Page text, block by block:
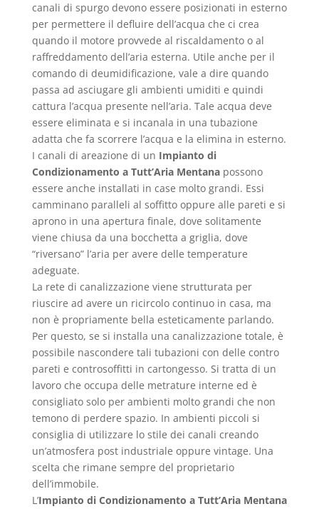
canali di spurgo devono essere posizionati in esterno
per permettere il defluire dell’acqua che ci crea
quando il motore provvede al riscaldamento o al
raffreddamento dell’aria esterna. Utile anche per il
comando di deumidificazione, vale a dire quando
passa ad asciugare gli ambienti umiditi e quindi
cattura l’acqua presente nell’aria. Tale acqua deve
essere eliminata e si incanala in una tubazione
adatta che fa scorrere l’acqua e la elimina in esterno.
I canali di areazione di un Impianto di
Condizionamento a Tutt’Aria Mentanapossono
essere anche installati in case molto grandi. Essi
camminano paralleli al soffitto oppure alle pareti e si
aprono in una apertura finale, dove solitamente
viene chiusa da una bocchetta a griglia, dove
“riversano” l’aria per avere delle temperature
adeguate.
La rete di canalizzazione viene strutturata per
riuscire ad avere un ricircolo continuo in casa, ma
non è propriamente bella esteticamente parlando.
Per questo, se si installa una canalizzazione totale, è
possibile nascondere tali tubazioni con delle contro
pareti e controsoffitti in cartongesso. Si tratta di un
lavoro che occupa delle metrature interne ed è
consigliato solo per ambienti molto grandi che non
temono di perdere spazio. In ambienti piccoli si
consiglia di utilizzare lo stile dei canali creando
un’atmosfera post industriale oppure vintage. Una
scelta che rimane sempre del proprietario
dell’immobile.
L’Impianto di Condizionamento a Tutt’Aria Mentana